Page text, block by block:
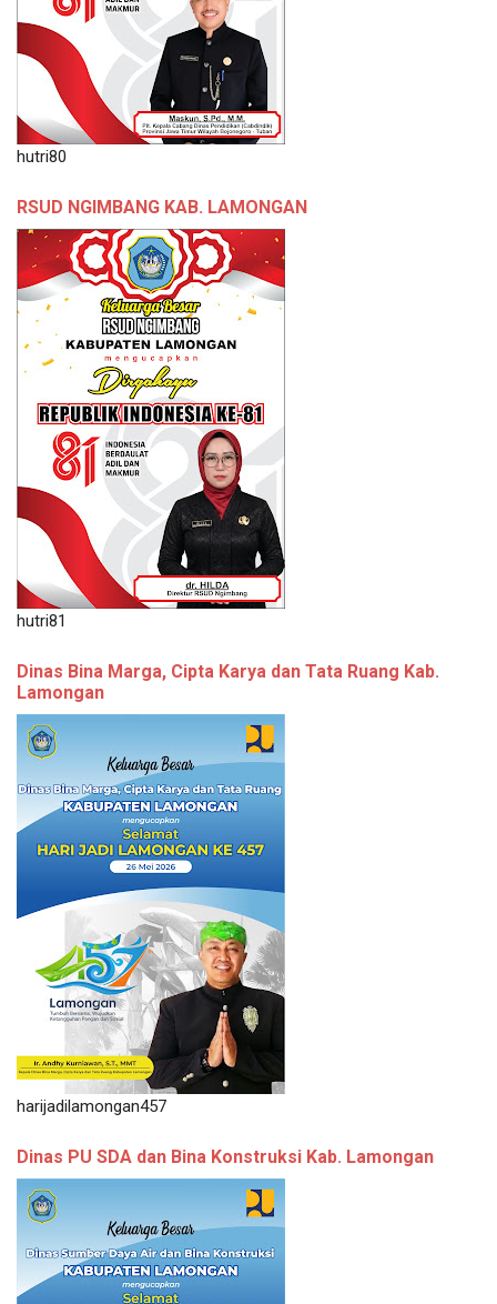
hutri80
RSUD NGIMBANG KAB. LAMONGAN
hutri81
Dinas Bina Marga, Cipta Karya dan Tata Ruang Kab.
Lamongan
harijadilamongan457
Dinas PU SDA dan Bina Konstruksi Kab. Lamongan